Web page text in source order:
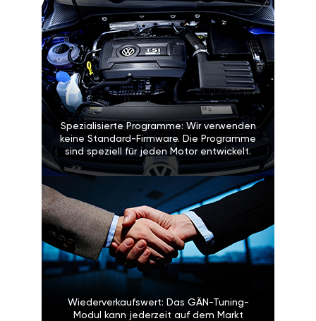
Spezialisierte Programme: Wir verwenden
keine Standard-Firmware. Die Programme
sind speziell für jeden Motor entwickelt.
Wiederverkaufswert: Das GÄN-Tuning-
Modul kann jederzeit auf dem Markt